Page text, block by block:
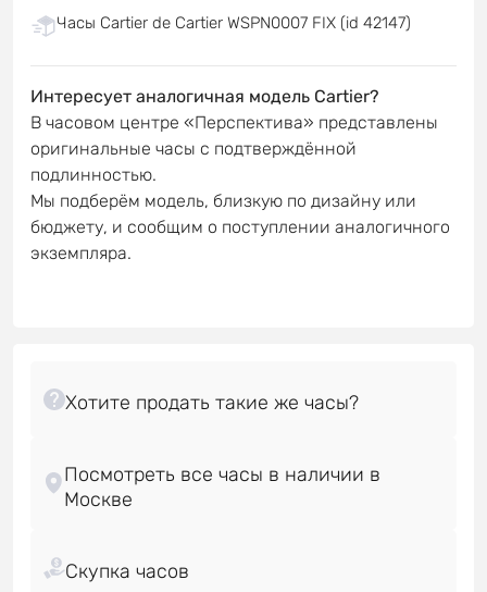
Часы Cartier de Cartier WSPN0007 FIX (id 42147)
Интересует аналогичная модель Cartier?
В часовом центре «Перспектива» представлены
оригинальные часы с подтверждённой
подлинностью.
Мы подберём модель, близкую по дизайну или
бюджету, и сообщим о поступлении аналогичного
экземпляра.
Посмотреть все часы в наличии в